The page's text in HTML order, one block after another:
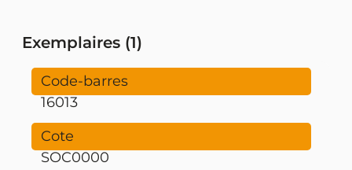
Exemplaires (1)
16013
SOC0000